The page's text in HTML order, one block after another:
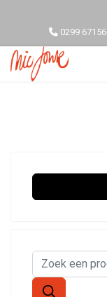
0299